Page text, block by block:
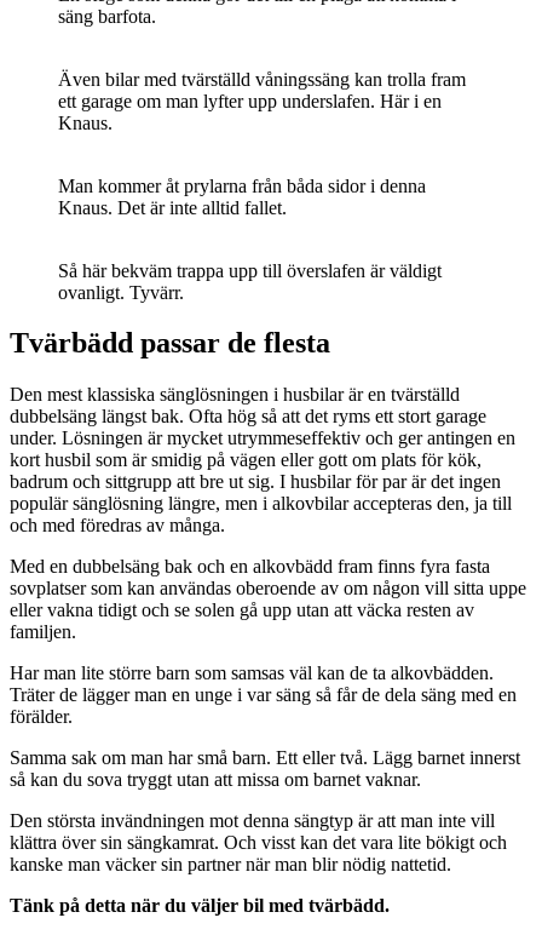
säng barfota.
Även bilar med tvärställd våningssäng kan trolla fram
ett garage om man lyfter upp underslafen. Här i en
Knaus.
Man kommer åt prylarna från båda sidor i denna
Knaus. Det är inte alltid fallet.
Så här bekväm trappa upp till överslafen är väldigt
ovanligt. Tyvärr.
Tvärbädd passar de flesta
Den mest klassiska sänglösningen i husbilar är en tvärställd
dubbelsäng längst bak. Ofta hög så att det ryms ett stort garage
under. Lösningen är mycket utrymmeseffektiv och ger antingen en
kort husbil som är smidig på vägen eller gott om plats för kök,
badrum och sittgrupp att bre ut sig. I husbilar för par är det ingen
populär sänglösning längre, men i alkovbilar accepteras den, ja till
och med föredras av många.
Med en dubbelsäng bak och en alkovbädd fram finns fyra fasta
sovplatser som kan användas oberoende av om någon vill sitta uppe
eller vakna tidigt och se solen gå upp utan att väcka resten av
familjen.
Har man lite större barn som samsas väl kan de ta alkovbädden.
Träter de lägger man en unge i var säng så får de dela säng med en
förälder.
Samma sak om man har små barn. Ett eller två. Lägg barnet innerst
så kan du sova tryggt utan att missa om barnet vaknar.
Den största invändningen mot denna sängtyp är att man inte vill
klättra över sin sängkamrat. Och visst kan det vara lite bökigt och
kanske man väcker sin partner när man blir nödig nattetid.
Tänk på detta när du väljer bil med tvärbädd.